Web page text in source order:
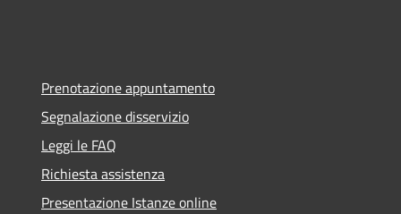
Prenotazione appuntamento
Segnalazione disservizio
Leggi le FAQ
Richiesta assistenza
Presentazione Istanze online